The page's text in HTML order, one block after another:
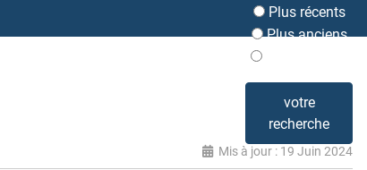
Plus récents
Plus anciens
votre
recherche
Mis à jour : 19 Juin 2024